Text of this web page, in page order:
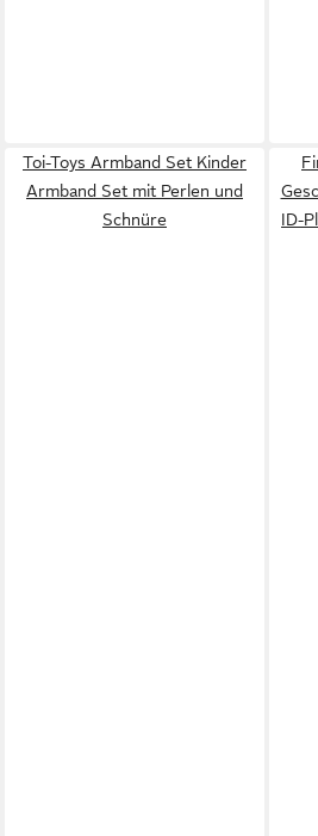
Toi-Toys Armband Set Kinder
Armband Set mit Perlen und
Schnüre
ID-